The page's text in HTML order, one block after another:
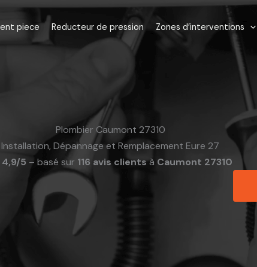
piece Reducteur de pression Zones d’interventions
Plombier Caumont 27310
Installation, Dépannage et Remplacement Eure 27
4,9/5 – basé sur 116 avis clientsà Caumont 27310